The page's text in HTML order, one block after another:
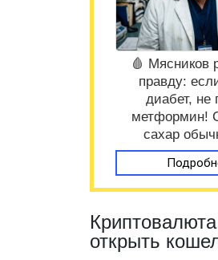
🩸 Мясников
правду:
диабет, не
метформин!
сахар
открыть